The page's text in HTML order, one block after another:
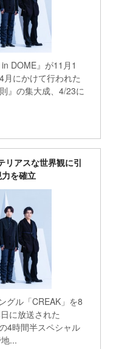
DOME』が11月1
にかけて行われた
』の集大成、4/23に
リアスな世界観に引
を確立
グル「CREAK」を8
に放送された
4時間半スペシャル
...